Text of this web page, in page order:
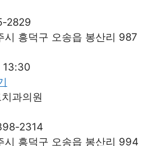
2829
시 흥덕구 오송읍 봉산리 987
과의원
2314
시 흥덕구 오송읍 봉산리 994